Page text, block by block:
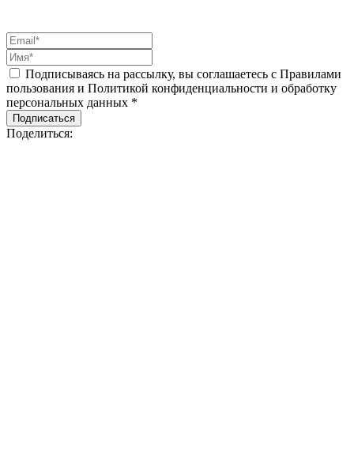
Подписываясь на рассылку, вы соглашаетесь с Правилами
пользования и Политикой конфиденциальности и обработку
персональных данных *
Подписаться
Поделиться: